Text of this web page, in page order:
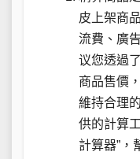
皮上架商
流費、廣
议您透過
商品售價
維持合理
供的計算
計算器”，